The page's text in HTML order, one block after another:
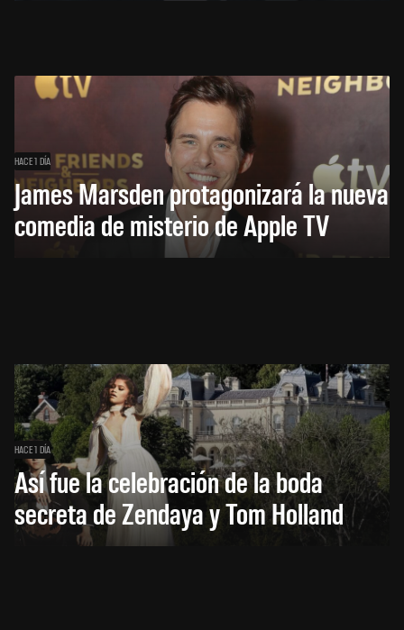
HACE 1 DÍA
James Marsden protagonizará la nueva
comedia de misterio de Apple TV
HACE 1 DÍA
Así fue la celebración de la boda
secreta de Zendaya y Tom Holland